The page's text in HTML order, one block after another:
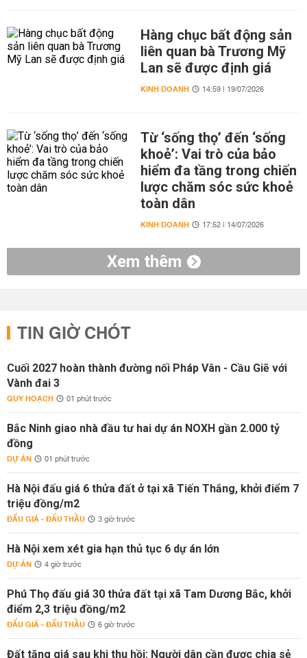
Hàng chục bất động sản
liên quan bà Trương Mỹ
Lan sẽ được định giá
KINH DOANH 14:59 | 19/07/2026
Từ ‘sống thọ’ đến ‘sống
khoẻ’: Vai trò của bảo
hiểm đa tầng trong chiến
lược chăm sóc sức khoẻ
toàn dân
KINH DOANH 17:52 | 14/07/2026
Xem thêm
TIN GIỜ CHÓT
Cuối 2027 hoàn thành đường nối Pháp Vân - Cầu Giẽ với
Vành đai 3
QUY HOẠCH 01 phút trước
Bắc Ninh giao nhà đầu tư hai dự án NOXH gần 2.000 tỷ
đồng
DỰ ÁN 01 phút trước
Hà Nội đấu giá 6 thửa đất ở tại xã Tiến Thắng, khởi điểm 7
triệu đồng/m2
ĐẤU GIÁ - ĐẤU THẦU 3 giờ trước
Hà Nội xem xét gia hạn thủ tục 6 dự án lớn
DỰ ÁN 4 giờ trước
Phú Thọ đấu giá 30 thửa đất tại xã Tam Dương Bắc, khởi
điểm 2,3 triệu đồng/m2
ĐẤU GIÁ - ĐẤU THẦU 6 giờ trước
Đất tăng giá sau khi thu hồi: Người dân cần được chia sẻ